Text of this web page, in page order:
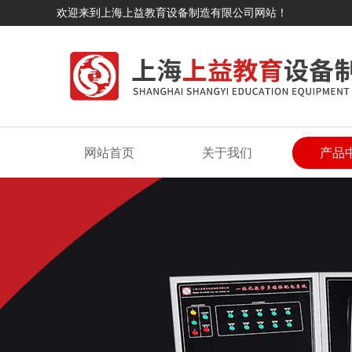
欢迎来到上海上益教育设备制造有限公司网站！
网站首页 关于我们 产品